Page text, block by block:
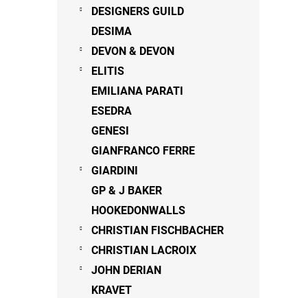
DESIGNERS GUILD
DESIMA
DEVON & DEVON
ELITIS
EMILIANA PARATI
ESEDRA
GENESI
GIANFRANCO FERRE
GIARDINI
GP & J BAKER
HOOKEDONWALLS
CHRISTIAN FISCHBACHER
CHRISTIAN LACROIX
JOHN DERIAN
KRAVET